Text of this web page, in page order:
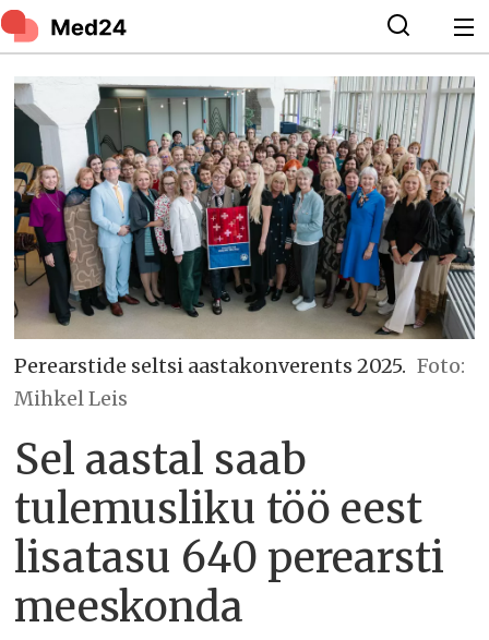
Perearstide seltsi aastakonverents 2025. Foto:
Mihkel Leis
Sel aastal saab
tulemusliku töö eest
lisatasu 640 perearsti
meeskonda